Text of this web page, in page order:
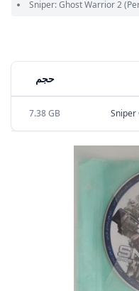
حجم
Sniper
7.38 GB
Sniper: Ghost Warrior 2